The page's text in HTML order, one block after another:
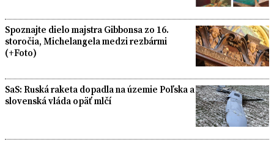
Spoznajte dielo majstra Gibbonsa zo 16.
storočia, Michelangela medzi rezbármi
(+Foto)
SaS: Ruská raketa dopadla na územie Poľska a
slovenská vláda opäť mlčí